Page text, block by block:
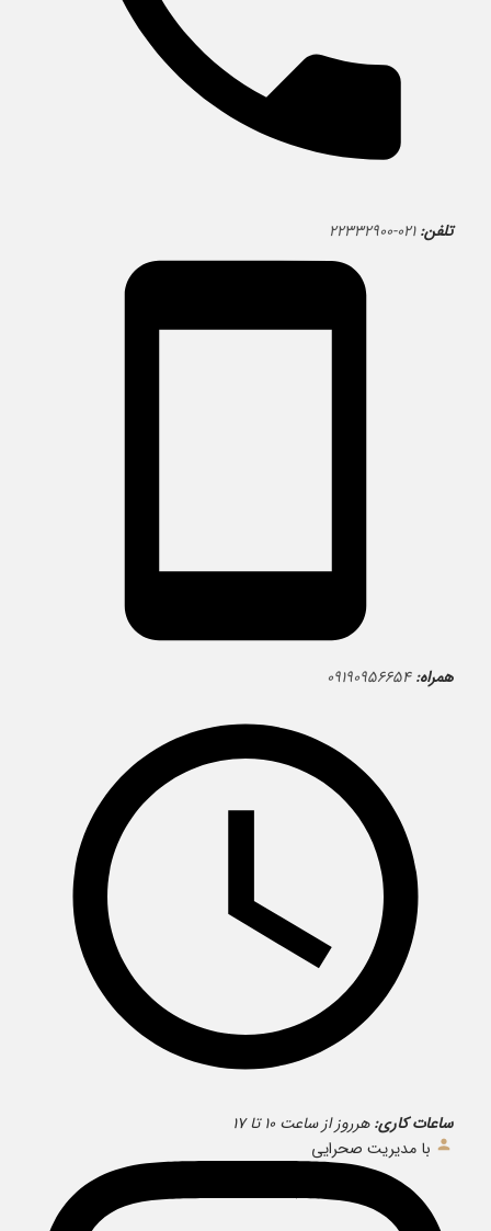
تلفن: ۰۲۱-۲۲۳۳۲۹۰۰
همراه: ۰۹۱۹۰۹۵۶۶۵۴
ساعات کاری: هرروز از ساعت ۱۰ تا ۱۷
با مدیریت صحرایی